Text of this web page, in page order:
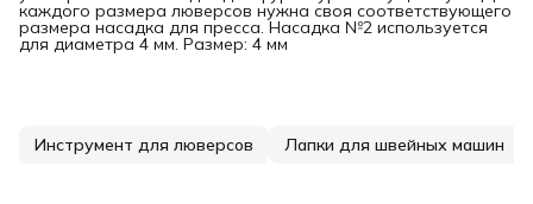
каждого размера люверсов нужна своя соответствующего
размера насадка для пресса. Насадка №2 используется
для диаметра 4 мм. Размер: 4 мм
Инструмент для люверсов Лапки для швейных машин